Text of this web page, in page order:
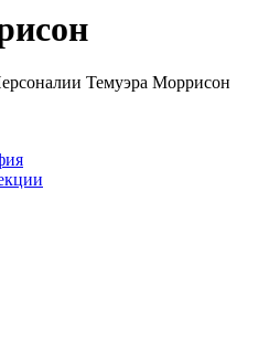
Темуэра Моррисон